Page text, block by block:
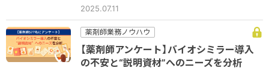
2025.07.11
薬剤師業務ノウハウ
【薬剤師アンケート】バイオシミラー導入
の不安と“説明資材”へのニーズを分析